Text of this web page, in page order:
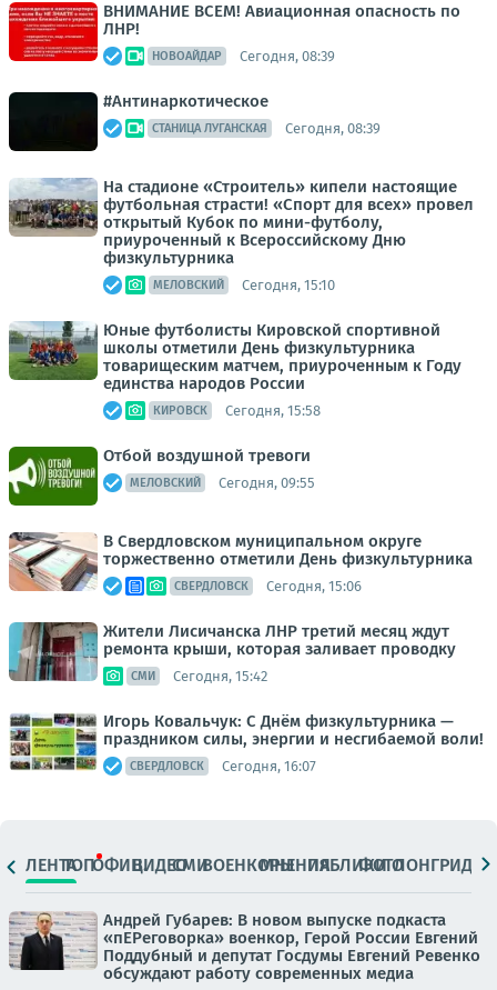
ВНИМАНИЕ ВСЕМ! Авиационная опасность по
ЛНР!
НОВОАЙДАР Сегодня, 08:39
#Антинаркотическое
СТАНИЦА ЛУГАНСКАЯ Сегодня, 08:39
На стадионе «Строитель» кипели настоящие
футбольная страсти! «Спорт для всех» провел
открытый Кубок по мини-футболу,
приуроченный к Всероссийскому Дню
физкультурника
МЕЛОВСКИЙ Сегодня, 15:10
Юные футболисты Кировской спортивной
школы отметили День физкультурника
товарищеским матчем, приуроченным к Году
единства народов России
КИРОВСК Сегодня, 15:58
Отбой воздушной тревоги
МЕЛОВСКИЙ Сегодня, 09:55
В Свердловском муниципальном округе
торжественно отметили День физкультурника
СВЕРДЛОВСК Сегодня, 15:06
Жители Лисичанска ЛНР третий месяц ждут
ремонта крыши, которая заливает проводку
СМИ Сегодня, 15:42
Игорь Ковальчук: С Днём физкультурника —
праздником силы, энергии и несгибаемой воли!
СВЕРДЛОВСК Сегодня, 16:07
ЛЕНТАТОПОФИЦ.ВИДЕОСМИВОЕНКОРЫМНЕНИЯПАБЛИКИ
ФОТОЛОНГРИДЫ
Андрей Губарев: В новом выпуске подкаста
«пЕРеговорка» военкор, Герой России Евгений
Поддубный и депутат Госдумы Евгений Ревенко
обсуждают работу современных медиа